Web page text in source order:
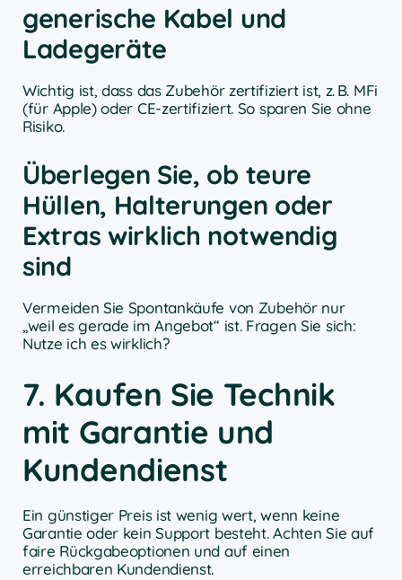
generische Kabel und
Ladegeräte
Wichtig ist, dass das Zubehör zertifiziert ist, z. B. MFi
(für Apple) oder CE-zertifiziert. So sparen Sie ohne
Risiko.
Überlegen Sie, ob teure
Hüllen, Halterungen oder
Extras wirklich notwendig
sind
Vermeiden Sie Spontankäufe von Zubehör nur
„weil es gerade im Angebot“ ist. Fragen Sie sich:
Nutze ich es wirklich?
7. Kaufen Sie Technik
mit Garantie und
Kundendienst
Ein günstiger Preis ist wenig wert, wenn keine
Garantie oder kein Support besteht. Achten Sie auf
faire Rückgabeoptionen und auf einen
erreichbaren Kundendienst.